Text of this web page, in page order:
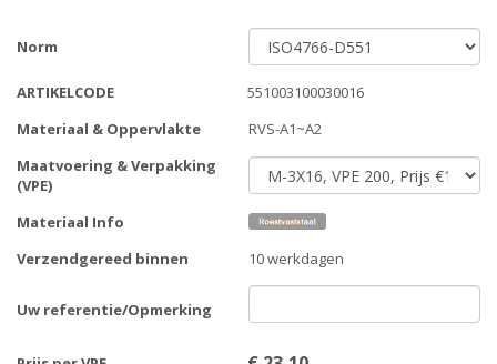
Norm
ARTIKELCODE
551003100030016
Materiaal & Oppervlakte
RVS-A1~A2
Maatvoering & Verpakking
(VPE)
Materiaal Info
Verzendgereed binnen
10 werkdagen
Uw referentie/Opmerking